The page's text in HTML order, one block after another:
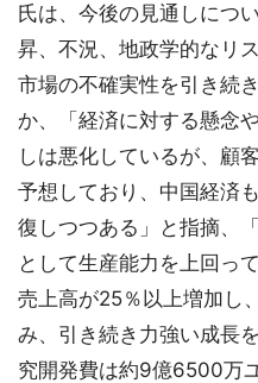
氏は、今後の見通しにつ
昇、不況、地政学的なリ
市場の不確実性を引き続
か、「経済に対する懸念
しは悪化しているが、顧
予想しており、中国経済
復しつつある」と指摘、
として生産能力を上回っ
売上高が25％以上増加し
み、引き続き力強い成長
究開発費は約9億6500万